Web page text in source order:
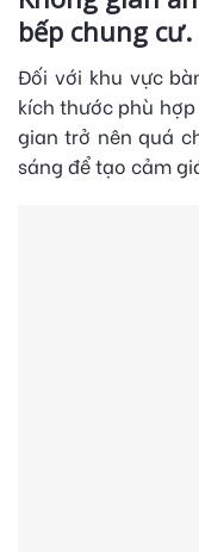
bếp chung cư.
Đối với khu vực
kích thước phù
gian trở nên quá
sáng để tạo cảm